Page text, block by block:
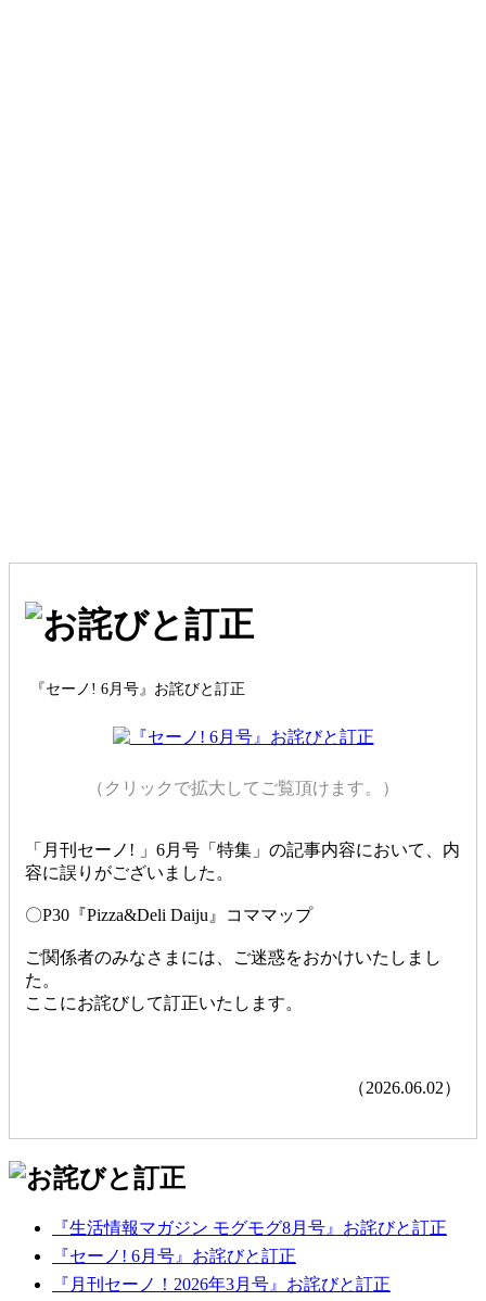
『セーノ! 6月号』お詫びと訂正
（クリックで拡大してご覧頂けます。）
「月刊セーノ! 」6月号「特集」の記事内容において、内
容に誤りがございました。
〇P30『Pizza&Deli Daiju』コママップ
ご関係者のみなさまには、ご迷惑をおかけいたしまし
た。
ここにお詫びして訂正いたします。
（2026.06.02）
『生活情報マガジン モグモグ8月号』お詫びと訂正
『セーノ! 6月号』お詫びと訂正
『月刊セーノ！2026年3月号』お詫びと訂正